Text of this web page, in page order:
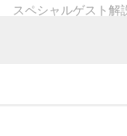
2．身分証……本性は
身分証は「あなた
窮地に立たされる
スペシャルゲスト解